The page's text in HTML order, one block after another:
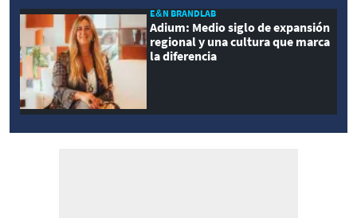
E&N BRANDLAB
Adium: Medio siglo de expansión
regional y una cultura que marca
la diferencia